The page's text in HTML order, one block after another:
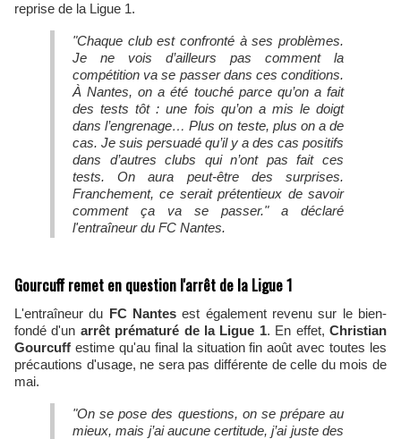
reprise de la Ligue 1.
"Chaque club est confronté à ses problèmes.
Je ne vois d’ailleurs pas comment la
compétition va se passer dans ces conditions.
À Nantes, on a été touché parce qu’on a fait
des tests tôt : une fois qu’on a mis le doigt
dans l’engrenage… Plus on teste, plus on a de
cas. Je suis persuadé qu’il y a des cas positifs
dans d’autres clubs qui n’ont pas fait ces
tests. On aura peut-être des surprises.
Franchement, ce serait prétentieux de savoir
comment ça va se passer." a déclaré
l'entraîneur du FC Nantes.
Gourcuff remet en question l'arrêt de la Ligue 1
L'entraîneur du FC Nantes est également revenu sur le bien-
fondé d'un arrêt prématuré de la Ligue 1. En effet,Christian
Gourcuff estime qu'au final la situation fin août avec toutes les
précautions d'usage, ne sera pas différente de celle du mois de
mai.
"On se pose des questions, on se prépare au
mieux, mais j’ai aucune certitude, j’ai juste des